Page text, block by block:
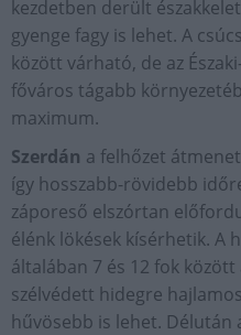
kezdetben derült
gyenge fagy is lehet. A
között várható, de az
főváros tágabb
maximum.
Szerdán a felhőzet
így hosszabb-rövidebb
záporeső elszórtan
élénk lökések kísérhetik. A
általában 7 és 12 fok
szélvédett hidegre
hűvösebb is lehet. Délután